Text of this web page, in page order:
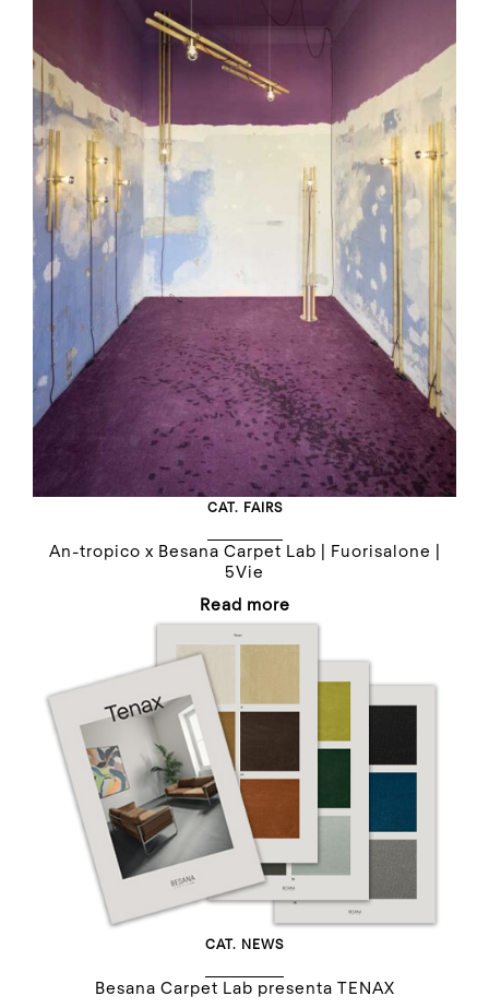
CAT. FAIRS
An-tropico x Besana Carpet Lab | Fuorisalone |
5Vie
Read more
CAT. NEWS
Besana Carpet Lab presenta TENAX